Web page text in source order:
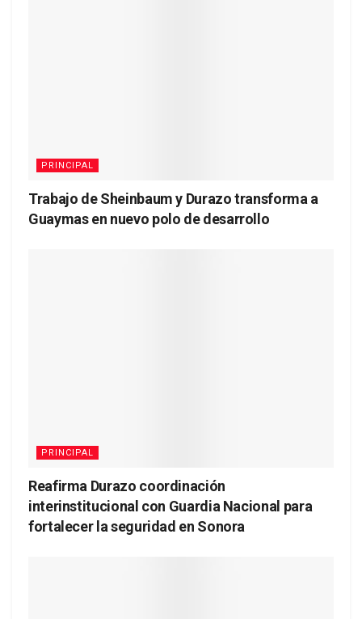
PRINCIPAL
Trabajo de Sheinbaum y Durazo transforma a
Guaymas en nuevo polo de desarrollo
PRINCIPAL
Reafirma Durazo coordinación
interinstitucional con Guardia Nacional para
fortalecer la seguridad en Sonora